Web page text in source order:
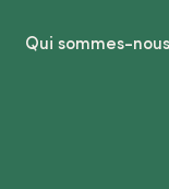
Qui sommes-